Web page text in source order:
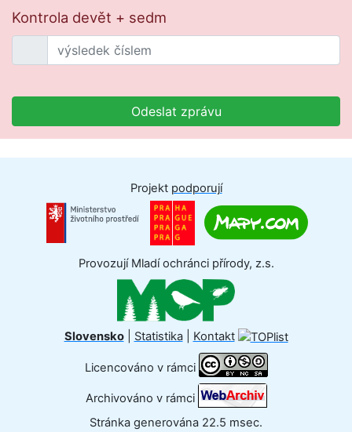
Kontrola devět + sedm
Odeslat zprávu
Projekt podporují
Provozují Mladí ochránci přírody, z.s.
Slovensko| Statistika| Kontakt
Licencováno v rámci
Archivováno v rámci
Stránka generována 22.5 msec.